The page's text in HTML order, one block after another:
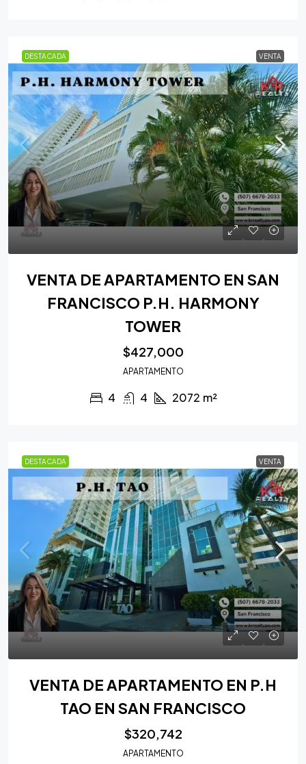
DESTACADA VENTA
VENTA DE APARTAMENTO EN SAN
FRANCISCO P.H. HARMONY
TOWER
$427,000
APARTAMENTO
4 4 2072 m²
DESTACADA VENTA
VENTA DE APARTAMENTO EN P.H
TAO EN SAN FRANCISCO
$320,742
APARTAMENTO